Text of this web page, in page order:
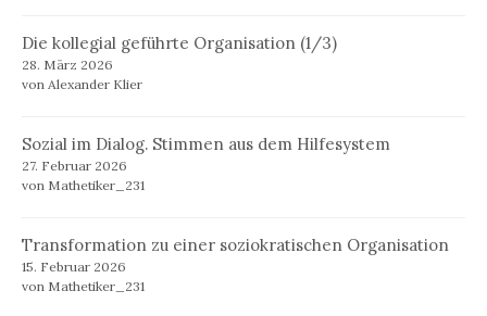
Die kollegial geführte Organisation (1/3)
28. März 2026
von Alexander Klier
Sozial im Dialog. Stimmen aus dem Hilfesystem
27. Februar 2026
von Mathetiker_231
Transformation zu einer soziokratischen Organisation
15. Februar 2026
von Mathetiker_231